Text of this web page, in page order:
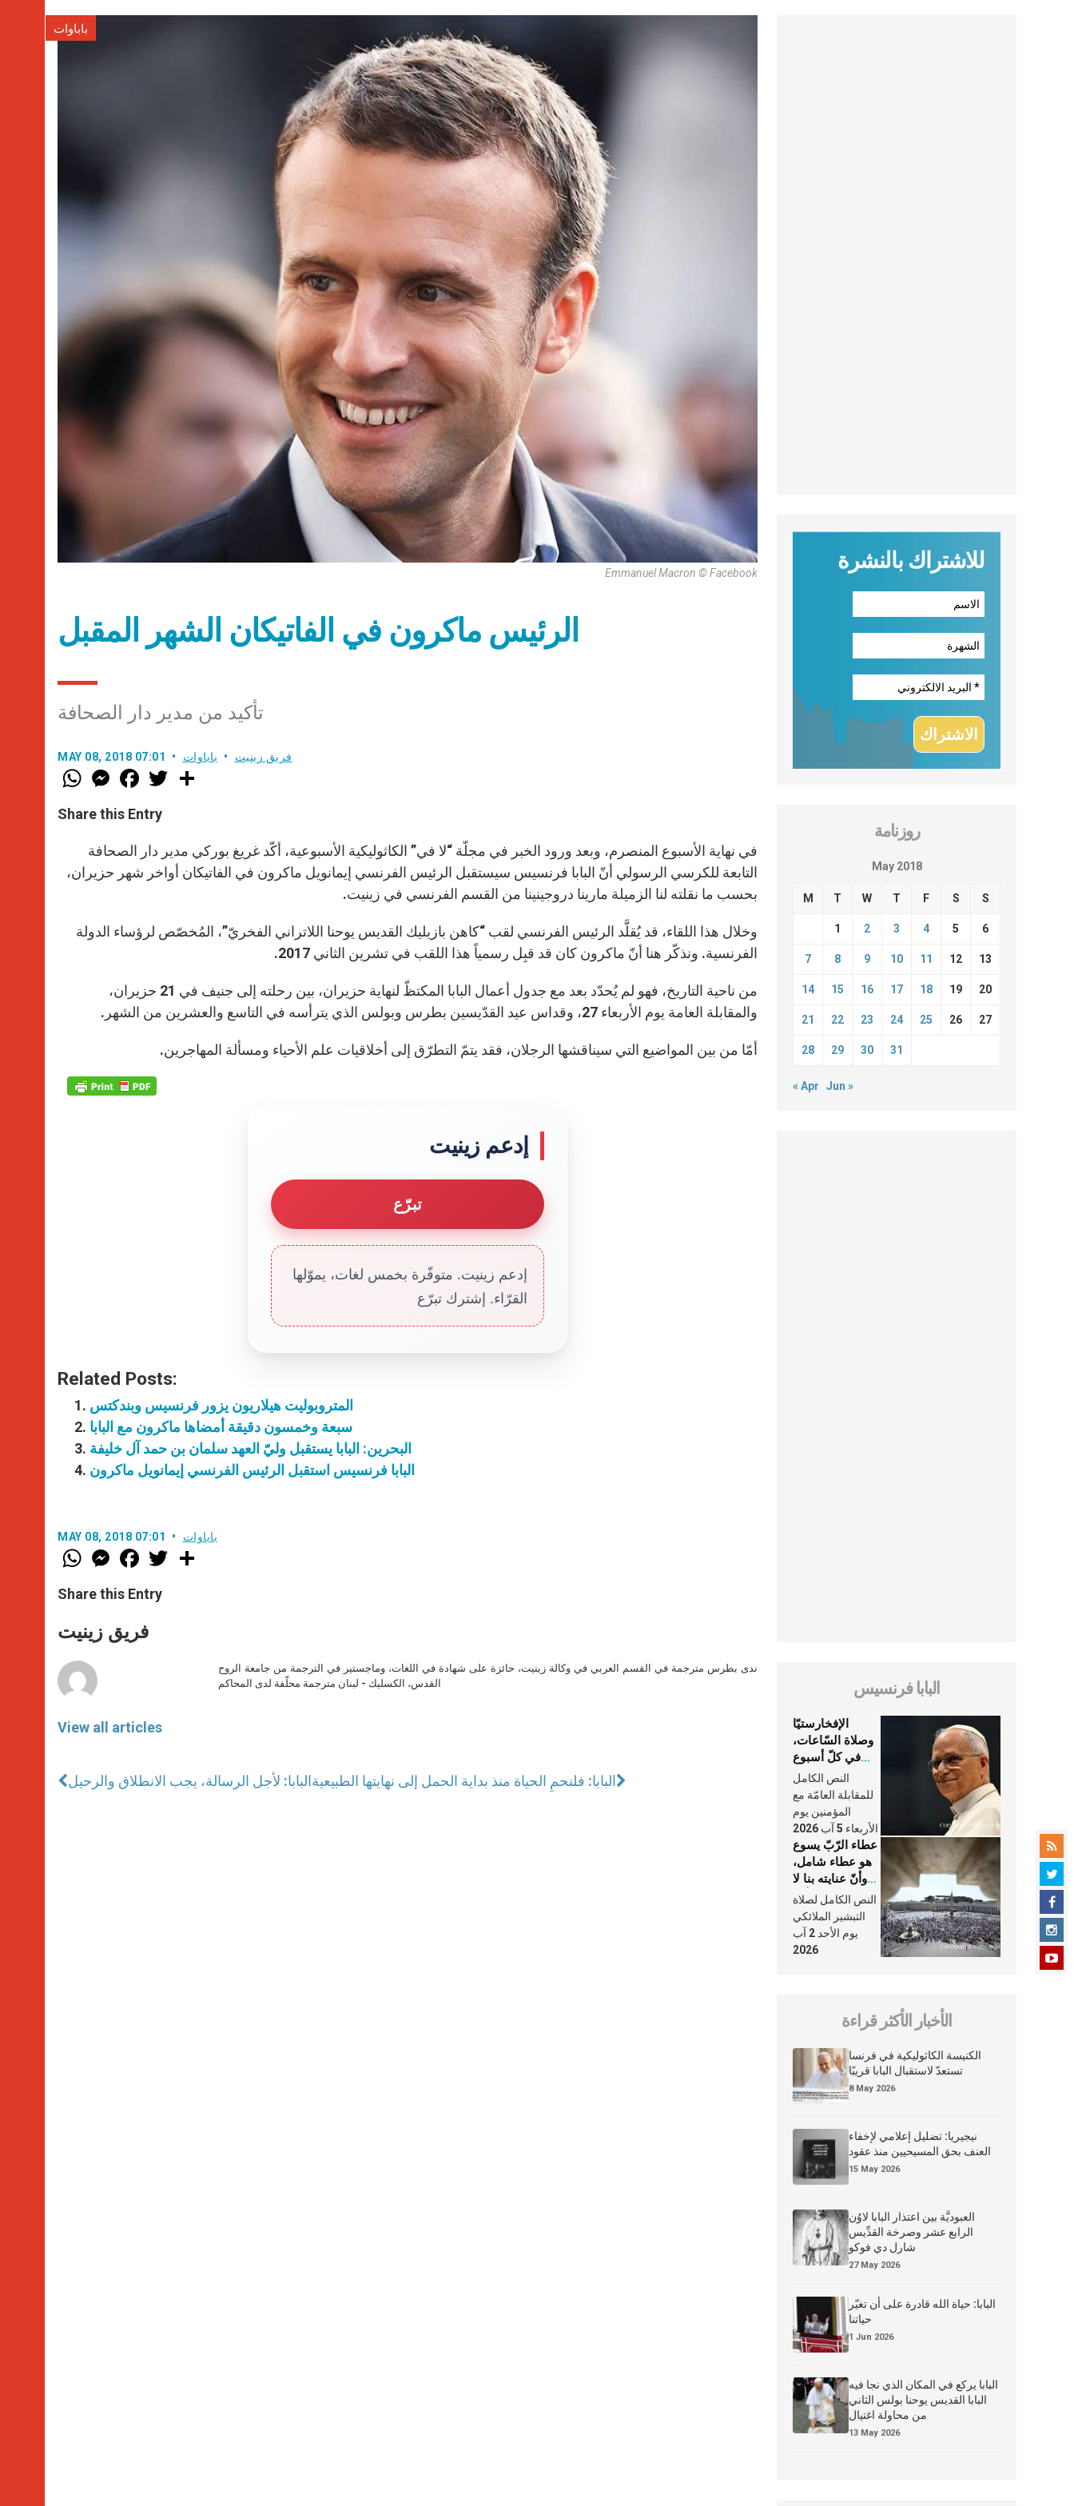
باباوات
Emmanuel Macron © Facebook
الرئيس ماكرون في الفاتيكان الشهر المقبل
تأكيد من مدير دار الصحافة
MAY 08, 2018 07:01 فريق زينيت باباوات
W
h
t
s
p
p
M
e
s
e
g
e
F
a
e
b
o
k
w
r
Share this Entry
في نهاية الأسبوع المنصرم، وبعد ورود الخبر في مجلّة “لا في” الكاثوليكية الأسبوعية، أكّد غريغ بوركي مدير دار الصحافة
التابعة للكرسي الرسولي أنّ البابا فرنسيس سيستقبل الرئيس الفرنسي إيمانويل ماكرون في الفاتيكان أواخر شهر حزيران،
بحسب ما نقلته لنا الزميلة مارينا دروجينينا من القسم الفرنسي في زينيت.
وخلال هذا اللقاء، قد يُقلَّد الرئيس الفرنسي لقب “كاهن بازيليك القديس يوحنا اللاتراني الفخريّ”، المُخصّص لرؤساء الدولة
الفرنسية. ونذكّر هنا أنّ ماكرون كان قد قبِل رسمياً هذا اللقب في تشرين الثاني 2017.
من ناحية التاريخ، فهو لم يُحدّد بعد مع جدول أعمال البابا المكتظّ لنهاية حزيران، بين رحلته إلى جنيف في 21 حزيران،
والمقابلة العامة يوم الأربعاء 27، وقداس عيد القدّيسين بطرس وبولس الذي يترأسه في التاسع والعشرين من الشهر.
أمّا من بين المواضيع التي سيناقشها الرجلان، فقد يتمّ التطرّق إلى أخلاقيات علم الأحياء ومسألة المهاجرين.
إدعم زينيت
تبرّع
إدعم زينيت. متوفّرة بخمس لغات، يموّلها
القرّاء. إشترك تبرّع
Related Posts:
المتروبوليت هيلاريون يزور فرنسيس وبندكتس
سبعة وخمسون دقيقة أمضاها ماكرون مع البابا
البحرين: البابا يستقبل وليّ العهد سلمان بن حمد آل خليفة
البابا فرنسيس استقبل الرئيس الفرنسي إيمانويل ماكرون
MAY 08, 2018 07:01 باباوات
W
h
t
s
p
p
M
e
s
e
g
e
F
a
e
b
o
k
w
Share this Entry
فريق زينيت
View all articles
ندى بطرس مترجمة في القسم العربي في وكالة زينيت، حائزة على شهادة في اللغات، وماجستير في الترجمة من جامعة الروح
القدس، الكسليك - لبنان مترجمة محلّفة لدى المحاكم
البابا: لأجل الرسالة، يجب الانطلاق والرحيلالبابا: فلنحمِ الحياة منذ بداية الحمل إلى نهايتها الطبيعية
للاشتراك بالنشرة
روزنامة
May 2018
M T W T F S S
1 2 3 4 5 6
7 8 9 10 11 12 13
14 15 16 17 18 19 20
21 22 23 24 25 26 27
28 29 30 31
« Apr Jun »
البابا فرنسيس
الإفخارستيّا
وصلاة السّاعات،
في كلّ أسبوع
وكلّ يوم، هما
النَّفَس في حياة
الكنيسة
النص الكامل
للمقابلة العامّة مع
المؤمنين يوم
الأربعاء 5 آب 2026
عطاء الرّبّ يسوع
هو عطاء شامل،
وأنّ عنايته بنا لا
تغيب عنّا أبدًا
النص الكامل لصلاة
التبشير الملائكي
يوم الأحد 2 آب
2026
الأخبار الأكثر قراءة
الكنيسة الكاثوليكية في فرنسا
تستعدّ لاستقبال البابا قريبًا
8 May 2026
نيجيريا: تضليل إعلامي لإخفاء
العنف بحق المسيحيين منذ عقود
15 May 2026
العبوديَّة بين اعتذار البابا لاوُن
الرابع عشر وصرخة القدِّيس
شارل دي فوكو
27 May 2026
البابا: حياة الله قادرة على أن تغيّر
حياتنا
1 Jun 2026
البابا يركع في المكان الذي نجا فيه
البابا القديس يوحنا بولس الثاني
من محاولة اغتيال
13 May 2026